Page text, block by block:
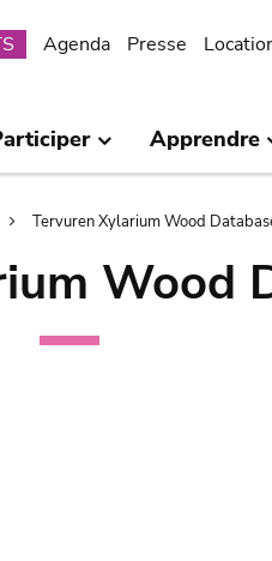
Agenda Presse
Apprendre
Tervuren Xylarium Wood
Wood